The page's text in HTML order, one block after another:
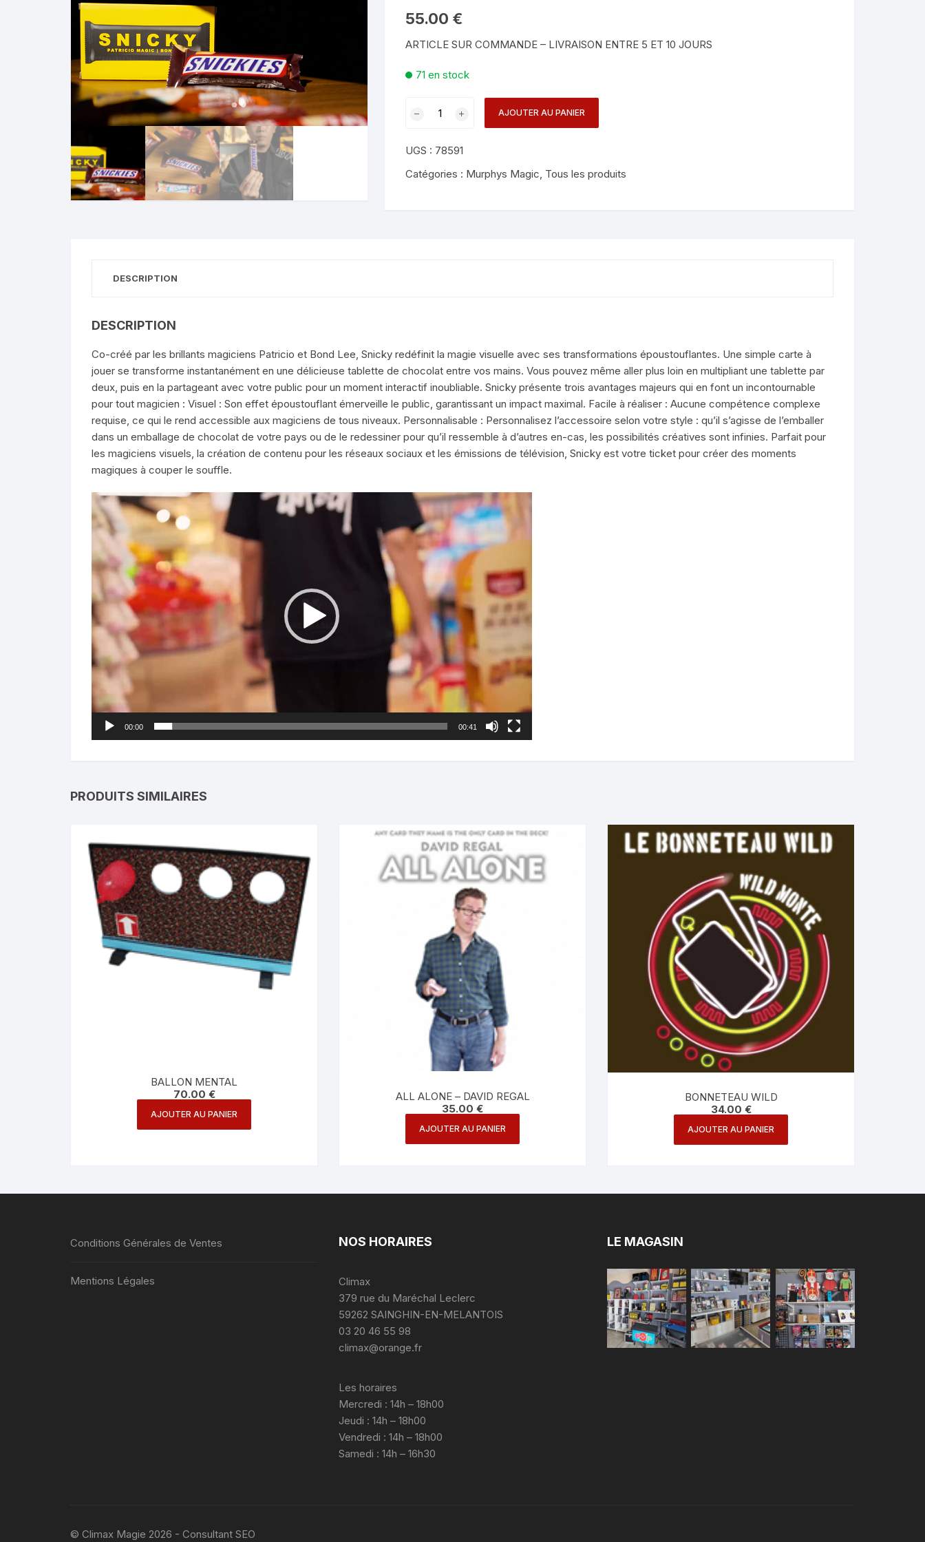
Chop Cup – GobeletsTours de corde
Grandes Illusions
Neige – Rubans – Steamers
Aimants
Roughing – Produits
55.00 €
ARTICLE SUR COMMANDE – LIVRAISON ENTRE 5 ET 10 JOURS
71 en stock
-
Patricio,
AJOUTER AU PANIER
UGS : 78591
Catégories : Murphys Magic, Tous les produits
DESCRIPTION
DESCRIPTION
Co-créé par les brillants magiciens Patricio et Bond Lee, Snicky redéfinit la magie visuelle avec ses transformations époustouflantes. Une simple carte à
jouer se transforme instantanément en une délicieuse tablette de chocolat entre vos mains. Vous pouvez même aller plus loin en multipliant une tablette par
deux, puis en la partageant avec votre public pour un moment interactif inoubliable. Snicky présente trois avantages majeurs qui en font un incontournable
pour tout magicien : Visuel : Son effet époustouflant émerveille le public, garantissant un impact maximal. Facile à réaliser : Aucune compétence complexe
requise, ce qui le rend accessible aux magiciens de tous niveaux. Personnalisable : Personnalisez l’accessoire selon votre style : qu’il s’agisse de l’emballer
dans un emballage de chocolat de votre pays ou de le redessiner pour qu’il ressemble à d’autres en-cas, les possibilités créatives sont infinies. Parfait pour
les magiciens visuels, la création de contenu pour les réseaux sociaux et les émissions de télévision, Snicky est votre ticket pour créer des moments
magiques à couper le souffle.
Lecteur
vidéo
00:00 00:41
PRODUITS SIMILAIRES
BALLON MENTAL
70.00 €
AJOUTER AU PANIER
ALL ALONE – DAVID REGAL
35.00 €
AJOUTER AU PANIER
BONNETEAU WILD
34.00 €
AJOUTER AU PANIER
Conditions Générales de Ventes
Mentions Légales
NOS HORAIRES
Climax
379 rue du Maréchal Leclerc
59262 SAINGHIN-EN-MELANTOIS
03 20 46 55 98
climax@orange.fr
Les horaires
Mercredi : 14h – 18h00
Jeudi : 14h – 18h00
Vendredi : 14h – 18h00
Samedi : 14h – 16h30
LE MAGASIN
© Climax Magie 2026 - Consultant SEO